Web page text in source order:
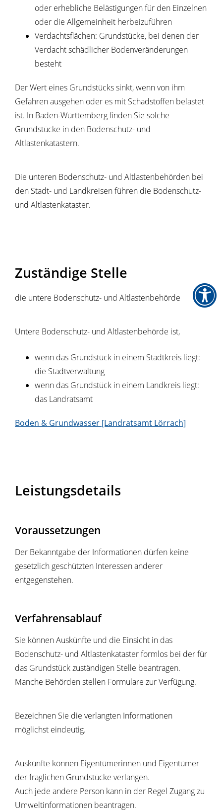
oder erhebliche Belästigungen für den Einzelnen
oder die Allgemeinheit herbeizuführen
Verdachtsflächen: Grundstücke, bei denen der
Verdacht schädlicher Bodenveränderungen
besteht
Der Wert eines Grundstücks sinkt, wenn von ihm
Gefahren ausgehen oder es mit Schadstoffen belastet
ist. In Baden-Württemberg finden Sie solche
Grundstücke in den Bodenschutz- und
Altlastenkatastern.
Die unteren Bodenschutz- und Altlastenbehörden bei
den Stadt- und Landkreisen führen die Bodenschutz-
und Altlastenkataster.
Zuständige Stelle
die untere Bodenschutz- und Altlastenbehörde
Untere Bodenschutz- und Altlastenbehörde ist,
wenn das Grundstück in einem Stadtkreis liegt:
die Stadtverwaltung
wenn das Grundstück in einem Landkreis liegt:
das Landratsamt
Boden & Grundwasser [Landratsamt Lörrach]
Leistungsdetails
Voraussetzungen
Der Bekanntgabe der Informationen dürfen keine
gesetzlich geschützten Interessen anderer
entgegenstehen.
Verfahrensablauf
Sie können Auskünfte und die Einsicht in das
Bodenschutz- und Altlastenkataster formlos bei der für
das Grundstück zuständigen Stelle beantragen.
Manche Behörden stellen Formulare zur Verfügung.
Bezeichnen Sie die verlangten Informationen
möglichst eindeutig.
Auskünfte können Eigentümerinnen und Eigentümer
der fraglichen Grundstücke verlangen.
Auch jede andere Person kann in der Regel Zugang zu
Umweltinformationen beantragen.